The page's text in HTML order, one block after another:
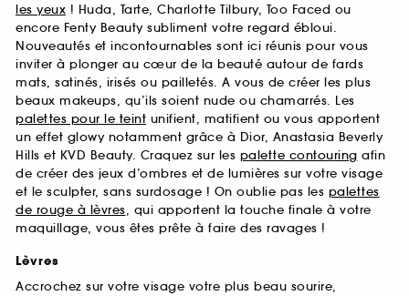
les yeux ! Huda, Tarte, Charlotte Tilbury, Too Faced ou
encore Fenty Beauty subliment votre regard ébloui.
Nouveautés et incontournables sont ici réunis pour vous
inviter à plonger au cœur de la beauté autour de fards
mats, satinés, irisés ou pailletés. A vous de créer les plus
beaux makeups, qu’ils soient nude ou chamarrés. Les
palettes pour le teint unifient, matifient ou vous apportent
un effet glowy notamment grâce à Dior, Anastasia Beverly
Hills et KVD Beauty. Craquez sur les palette contouring afin
de créer des jeux d’ombres et de lumières sur votre visage
et le sculpter, sans surdosage ! On oublie pas les palettes
de rouge à lèvres, qui apportent la touche finale à votre
maquillage, vous êtes prête à faire des ravages !
Lèvres
Accrochez sur votre visage votre plus beau sourire,